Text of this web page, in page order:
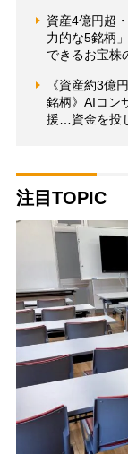
資産4億円超
力的な5銘柄
できるお宝株
《資産約3億
銘柄》AIコン
援…資金を投
注目TOPIC